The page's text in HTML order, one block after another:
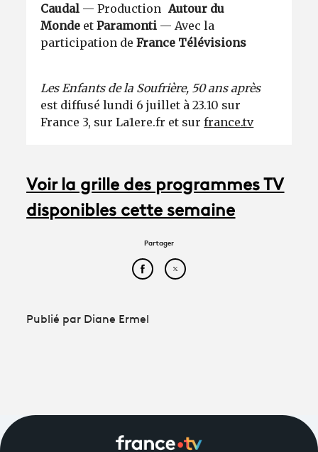
Caudal — ProductionAutour du
Monde etParamonti — Avec la
participation deFrance Télévisions
Les Enfants de la Soufrière, 50 ans après
est diffusé lundi 6 juillet à 23.10 sur
France 3, sur La1ere.fr et surfrance.tv
Voir la grille des programmes TV
disponibles cette semaine
Partager
Partager cet article sur
Partager cet article sur
Publié par Diane Ermel